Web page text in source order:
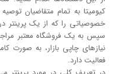
کیومیتا به تمام متقاضیان
خصوصیاتی را که از یک پرینتر
سپس به یک فروشگاه معتبر
نیاز‌‌های چاپی بازار، به
فعالیت دارد.